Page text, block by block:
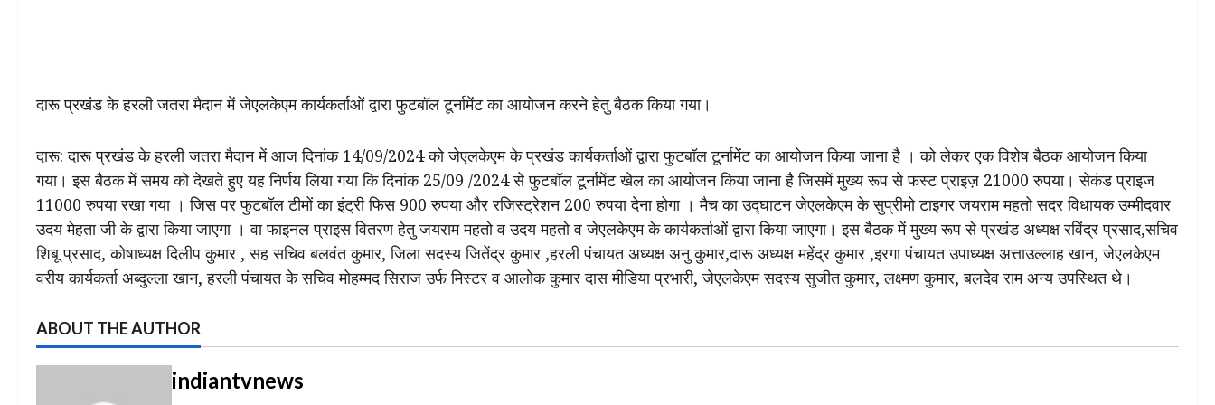
दारू प्रखंड के हरली जतरा मैदान में जेएलकेएम कार्यकर्ताओं द्वारा फुटबॉल टूर्नामेंट का आयोजन करने हेतु बैठक किया गया।
दारू: दारू प्रखंड के हरली जतरा मैदान में आज दिनांक 14/09/2024 को जेएलकेएम के प्रखंड कार्यकर्ताओं द्वारा फुटबॉल टूर्नामेंट का आयोजन किया जाना है । को लेकर एक विशेष बैठक आयोजन किया
गया। इस बैठक में समय को देखते हुए यह निर्णय लिया गया कि दिनांक 25/09 /2024 से फुटबॉल टूर्नामेंट खेल का आयोजन किया जाना है जिसमें मुख्य रूप से फस्ट प्राइज़ 21000 रुपया। सेकंड प्राइज
11000 रुपया रखा गया । जिस पर फुटबॉल टीमों का इंट्री फिस 900 रुपया और रजिस्ट्रेशन 200 रुपया देना होगा । मैच का उद्घाटन जेएलकेएम के सुप्रीमो टाइगर जयराम महतो सदर विधायक उम्मीदवार
उदय मेहता जी के द्वारा किया जाएगा । वा फाइनल प्राइस वितरण हेतु जयराम महतो व उदय महतो व जेएलकेएम के कार्यकर्ताओं द्वारा किया जाएगा। इस बैठक में मुख्य रूप से प्रखंड अध्यक्ष रविंद्र प्रसाद,सचिव
शिबू प्रसाद, कोषाध्यक्ष दिलीप कुमार , सह सचिव बलवंत कुमार, जिला सदस्य जितेंद्र कुमार ,हरली पंचायत अध्यक्ष अनु कुमार,दारू अध्यक्ष महेंद्र कुमार ,इरगा पंचायत उपाध्यक्ष अत्ताउल्लाह खान, जेएलकेएम
वरीय कार्यकर्ता अब्दुल्ला खान, हरली पंचायत के सचिव मोहम्मद सिराज उर्फ मिस्टर व आलोक कुमार दास मीडिया प्रभारी, जेएलकेएम सदस्य सुजीत कुमार, लक्ष्मण कुमार, बलदेव राम अन्य उपस्थित थे।
ABOUT THE AUTHOR
indiantvnews